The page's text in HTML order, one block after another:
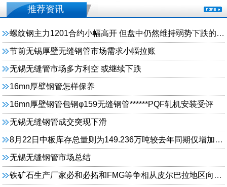
推荐资讯
螺纹钢主力1201合约小幅高开 但盘中仍然维持弱势下跌的走势
节前无锡厚壁无缝钢管市场需求小幅拉账
无锡无缝管市场多方利空 或继续下跌
16mn厚壁钢管怎样保养
16mn厚壁钢管包钢φ159无缝钢管******PQF轧机安装受评
无锡无缝钢管成交突现下滑
8月22日中板库存总量则为149.236万吨较去年同期仅增加3.967万吨
无锡无缝钢管市场总结
铁矿石生产厂家必和必拓和FMG等争相从皮尔巴拉地区向中国出口铁矿石对此贡献较大